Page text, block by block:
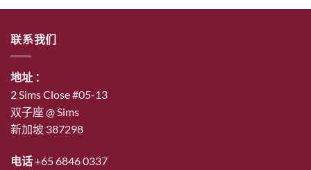
$53.00。
格
联系我们
地址 ：
2 Sims Close #05-13
双子座 @ Sims
新加坡 387298
电话+65 6846 0337